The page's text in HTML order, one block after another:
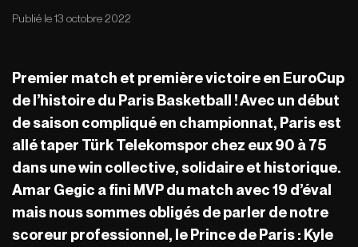
Publié le 13 octobre 2022
Premier match et première victoire en EuroCup
de l’histoire du Paris Basketball ! Avec un début
de saison compliqué en championnat, Paris est
allé taper Türk Telekomspor chez eux 90 à 75
dans une win collective, solidaire et historique.
Amar Gegic a fini MVP du match avec 19 d’éval
mais nous sommes obligés de parler de notre
scoreur professionnel, le Prince de Paris : Kyle